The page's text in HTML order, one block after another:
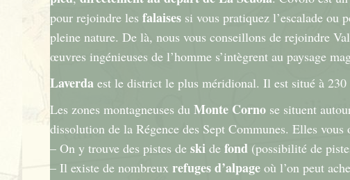
pour rejoindre les falaises si vous pratiquez l’escalade ou
pleine nature. De là, nous vous conseillons de rejoindre
œuvres ingénieuses de l’homme s’intègrent au paysage
Laverda est le district le plus méridional. Il est situé à 230
Les zones montagneuses du Monte Corno se situent
dissolution de la Régence des Sept Communes. Elles
– On y trouve des pistes de ski de fond (possibilité de
– Il existe de nombreux refuges d’alpage où l’on peut